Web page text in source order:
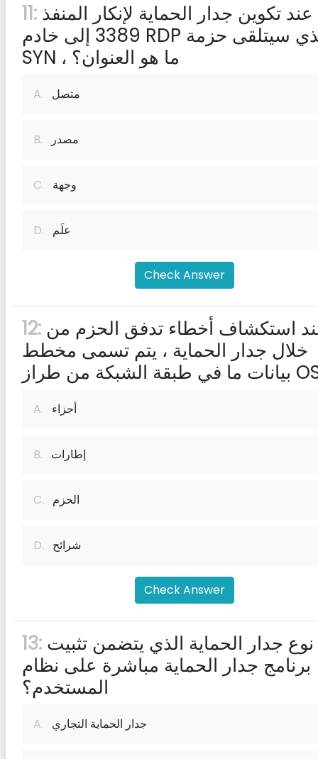
11:
3389 إلى خادم RDP الذي سيتلقى حزمة
SYN ، ما هو العنوان؟
A. متصل
B. مصدر
C. وجهة
D. علَم
Check Answer
12:
خلال جدار الحماية ، يتم تسمى مخطط
A. أجزاء
B. إطارات
C. الحزم
D. شرائح
Check Answer
13:
برنامج جدار الحماية مباشرة على نظام
المستخدم؟
A. جدار الحماية التجاري